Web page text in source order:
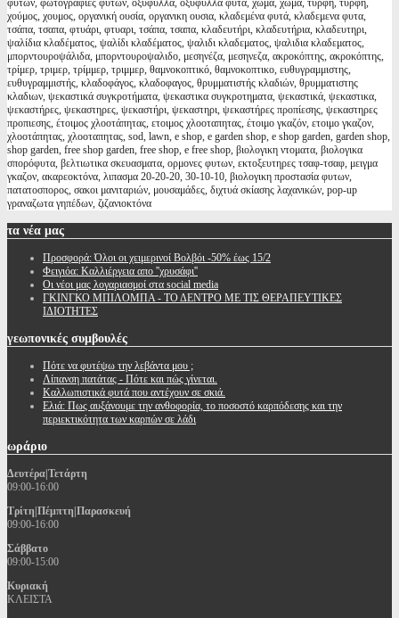
φυτών, φωτογραφιες φυτων, οξύφυλλα, οξυφυλλα φυτα, χώμα, χωμα, τύρφη, τυρφη,
χούμος, χουμος, οργανική ουσία, οργανικη ουσια, κλαδεμένα φυτά, κλαδεμενα φυτα,
τσάπα, τσαπα, φτυάρι, φτυαρι, τσάπα, τσαπα, κλαδευτήρι, κλαδευτήρια, κλαδευτηρι,
ψαλίδια κλαδέματος, ψαλίδι κλαδέματος, ψαλιδι κλαδεματος, ψαλιδια κλαδεματος,
μπορντουροψάλιδα, μπορντουροψαλιδο, μεσηνέζα, μεσηνεζα, ακροκόπτης, ακροκόπτης,
τρίμερ, τριμερ, τρίμμερ, τριμμερ, θαμνοκοπτικό, θαμνοκοπτικο, ευθυγραμμιστης,
ευθυγραμμιστής, κλαδοφάγος, κλαδοφαγος, θρυμματιστής κλαδιών, θρυμματιστης
κλαδιων, ψεκαστικά συγκροτήματα, ψεκαστικα συγκροτηματα, ψεκαστικά, ψεκαστικα,
ψεκαστήρες, ψεκαστηρες, ψεκαστήρι, ψεκαστηρι, ψεκαστήρες προπίεσης, ψεκαστηρες
προπιεσης, έτοιμος χλοοτάπητας, ετοιμος χλοοταπητας, έτοιμο γκαζόν, ετοιμο γκαζον,
χλοοτάπητας, χλοοταπητας, sod, lawn, e shop, e garden shop, e shop garden, garden shop,
shop garden, free shop garden, free shop, e free shop, βιολογικη ντοματα, βιολογικα
σπορόφυτα, βελτιωτικα σκευασματα, ορμονες φυτων, εκτοξευτηρες τσαφ-τσαφ, μειγμα
γκαζον, ακαρεοκτόνα, λιπασμα 20-20-20, 30-10-10, βιολογικη προστασία φυτων,
πατατοσπορος, σακοι μανιταριών, μουσαμάδες, διχτυά σκίασης λαχανικών, pop-up
γραναζωτα γηπέδων, ζιζανιοκτόνα
τα νέα μας
Προσφορά: Όλοι οι χειμερινοί Βολβόι -50% έως 15/2
Φειγιόα: Καλλιέργεια απο ''χρυσάφι''
Oι νέοι μας λογαριασμοί στα social media
ΓΚΙΝΓΚΟ ΜΠΙΛΟΜΠΑ - ΤΟ ΔΕΝΤΡΟ ΜΕ ΤΙΣ ΘΕΡΑΠΕΥΤΙΚΕΣ
ΙΔΙΟΤΗΤΕΣ
γεωπονικές συμβουλές
Πότε να φυτέψω την λεβάντα μου ;
Λίπανση πατάτας - Πότε και πώς γίνεται.
Καλλωπιστικά φυτά που αντέχουν σε σκιά.
Ελιά: Πως αυξάνουμε την ανθοφορία, το ποσοστό καρπόδεσης και την
περιεκτικότητα των καρπών σε λάδι
ωράριο
Δευτέρα|Τετάρτη
09:00-16:00
Τρίτη|Πέμπτη|Παρασκευή
09:00-16:00
Σάββατο
09:00-15:00
Κυριακή
ΚΛΕΙΣΤΑ